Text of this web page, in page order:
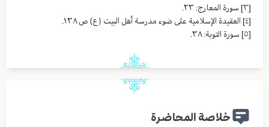
[٣]
سورة المعارج: ٢٣.
[٤]
العقيدة الإسلامية على ضوء مدرسة أهل البيت (ع) ص ١٣٨.
[٥]
سورة التوبة: ٣٨.
خلاصة المحاضرة